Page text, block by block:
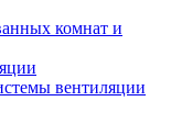
комнат и
вентиляции